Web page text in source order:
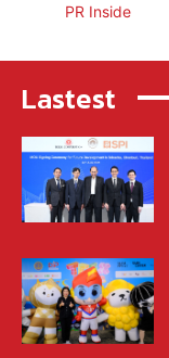
PR Inside
Lastest